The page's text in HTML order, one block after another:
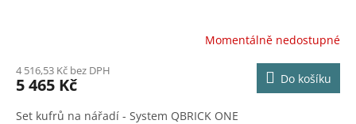
R
M
A
Momentálně nedostupné
4 516,53 Kč bez DPH
5 465 Kč Do košíku
Set kufrů na nářadí - System QBRICK ONE